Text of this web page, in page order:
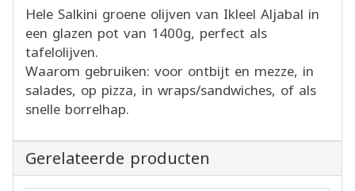
Hele Salkini groene olijven van Ikleel Aljabal in
een glazen pot van 1400g, perfect als
tafelolijven.
Waarom gebruiken: voor ontbijt en mezze, in
salades, op pizza, in wraps/sandwiches, of als
snelle borrelhap.
Gerelateerde producten